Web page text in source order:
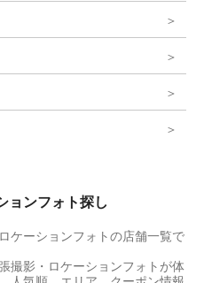
ョンフォト探し
ケーションフォトの店舗一覧で
撮影・ロケーションフォトが体